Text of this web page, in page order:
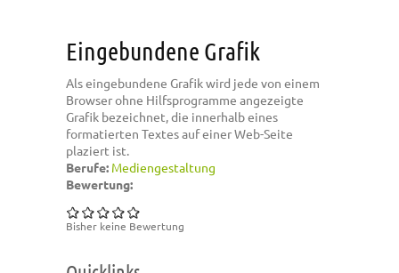
Eingebundene Grafik
Als eingebundene Grafik wird jede von einem
Browser ohne Hilfsprogramme angezeigte
Grafik bezeichnet, die innerhalb eines
formatierten Textes auf einer Web-Seite
plaziert ist.
Berufe: Mediengestaltung
Bewertung:
Bisher keine Bewertung